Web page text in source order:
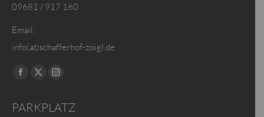
09681 / 917 160
Email:
info(at)schafferhof-zoigl.de
Finden Sie uns auf:
Facebook
opens
X
opens
Instagram
opens
PARKPLATZ